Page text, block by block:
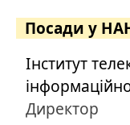
Посади у
Інститут
Директор